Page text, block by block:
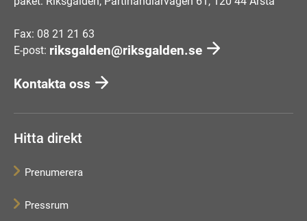
Fax: 08 21 21 63
E-post: riksgalden@riksgalden.se
Kontakta oss
Hitta direkt
Prenumerera
Pressrum